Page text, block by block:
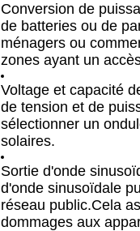
Conversion de
de batteries ou de
ménagers ou
zones ayant un
Voltage et capacité
de tension et de
sélectionner un
solaires.
Sortie d'onde
d'onde sinusoïdale
réseau public.Cela
dommages aux